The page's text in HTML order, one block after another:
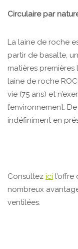
Circulaire par
La laine de roche
partir de basalte,
matières
laine de roche
vie (75 ans) et
l’environnement.
indéfiniment en
Consultez ici
nombreux
ventilées.